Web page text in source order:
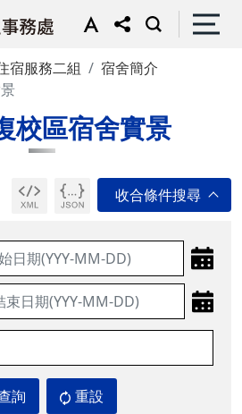
宿服務二組
宿舍簡介
校區宿舍實景
詢 重設